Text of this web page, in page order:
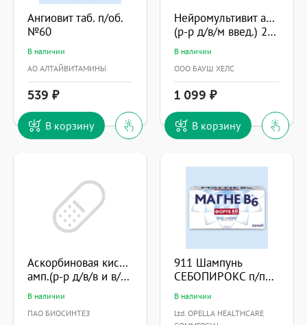
Ангиовит таб. п/об.
№60
В наличии
АО АЛТАЙВИТАМИНЫ
539
В корзину
Нейромультивит амп.
(р-р д/в/м введ.) 2мл №10
В наличии
ООО БАУШ ХЕЛС
1 099
В корзину
Аскорбиновая кислота
амп.(р-р д/в/в и в/м введ.) 100мг/мл 2мл №10 (5x2)
В наличии
ПАО БИОСИНТЕЗ
911 Шампунь
СЕБОПИРОКС п/перхоти д/всех типов волос 150мл
В наличии
Ltd. OPELLA HEALTHCARE